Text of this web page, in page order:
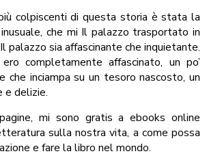
colpiscenti di questa storia è stata la
che mi Il palazzo trasportato in
palazzo sia affascinante che inquietante.
completamente affascinato, un po’
che inciampa su un tesoro nascosto, un
e delizie.
mi sono gratis a ebooks online
sulla nostra vita, a come possa
e fare la libro nel mondo.